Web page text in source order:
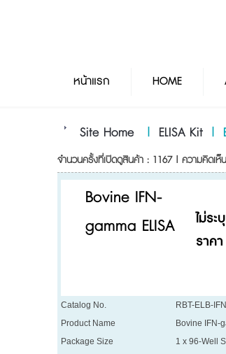
หน้าแรก HOME
Site Home | ELISA Kit |
จำนวนครั้งที่เปิดดูสินค้า : 1167 | ความคิดเห็
Bovine IFN-
gamma ELISA
ไม่ระบุ
ราคา
Catalog No.
RBT-ELB-
Product Name
Bovine IFN-
Package Size
1 x 96-Well